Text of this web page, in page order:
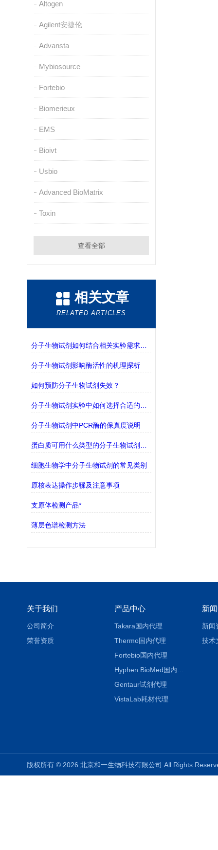
Altogen
Agilent安捷伦
Advansta
Mybiosource
Fortebio
Biomerieux
EMS
Bioivt
Usbio
Advanced BioMatrix
Toxin
查看全部
相关文章
RELATED ARTICLES
分子生物试剂如何结合相关实验需求进行选择？
分子生物试剂影响酶活性的机理探析
如何预防分子生物试剂失效？
分子生物试剂中PCR酶的保真度说明
细胞生物学中分子生物试剂的常见类别
原核表达操作步骤及注意事项
支原体检测产品*
薄层色谱检测方法
关于我们
公司简介
荣誉资质
产品中心
Takara国内代理
Thermo国内代理
Fortebio国内代理
Gentaur试剂代理
VistaLab耗材代理
新
新闻
技术
版权所有 © 2026 北京和一生物科技有限公司 All Rights